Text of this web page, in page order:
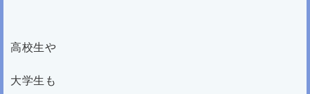
高校生や
大学生も